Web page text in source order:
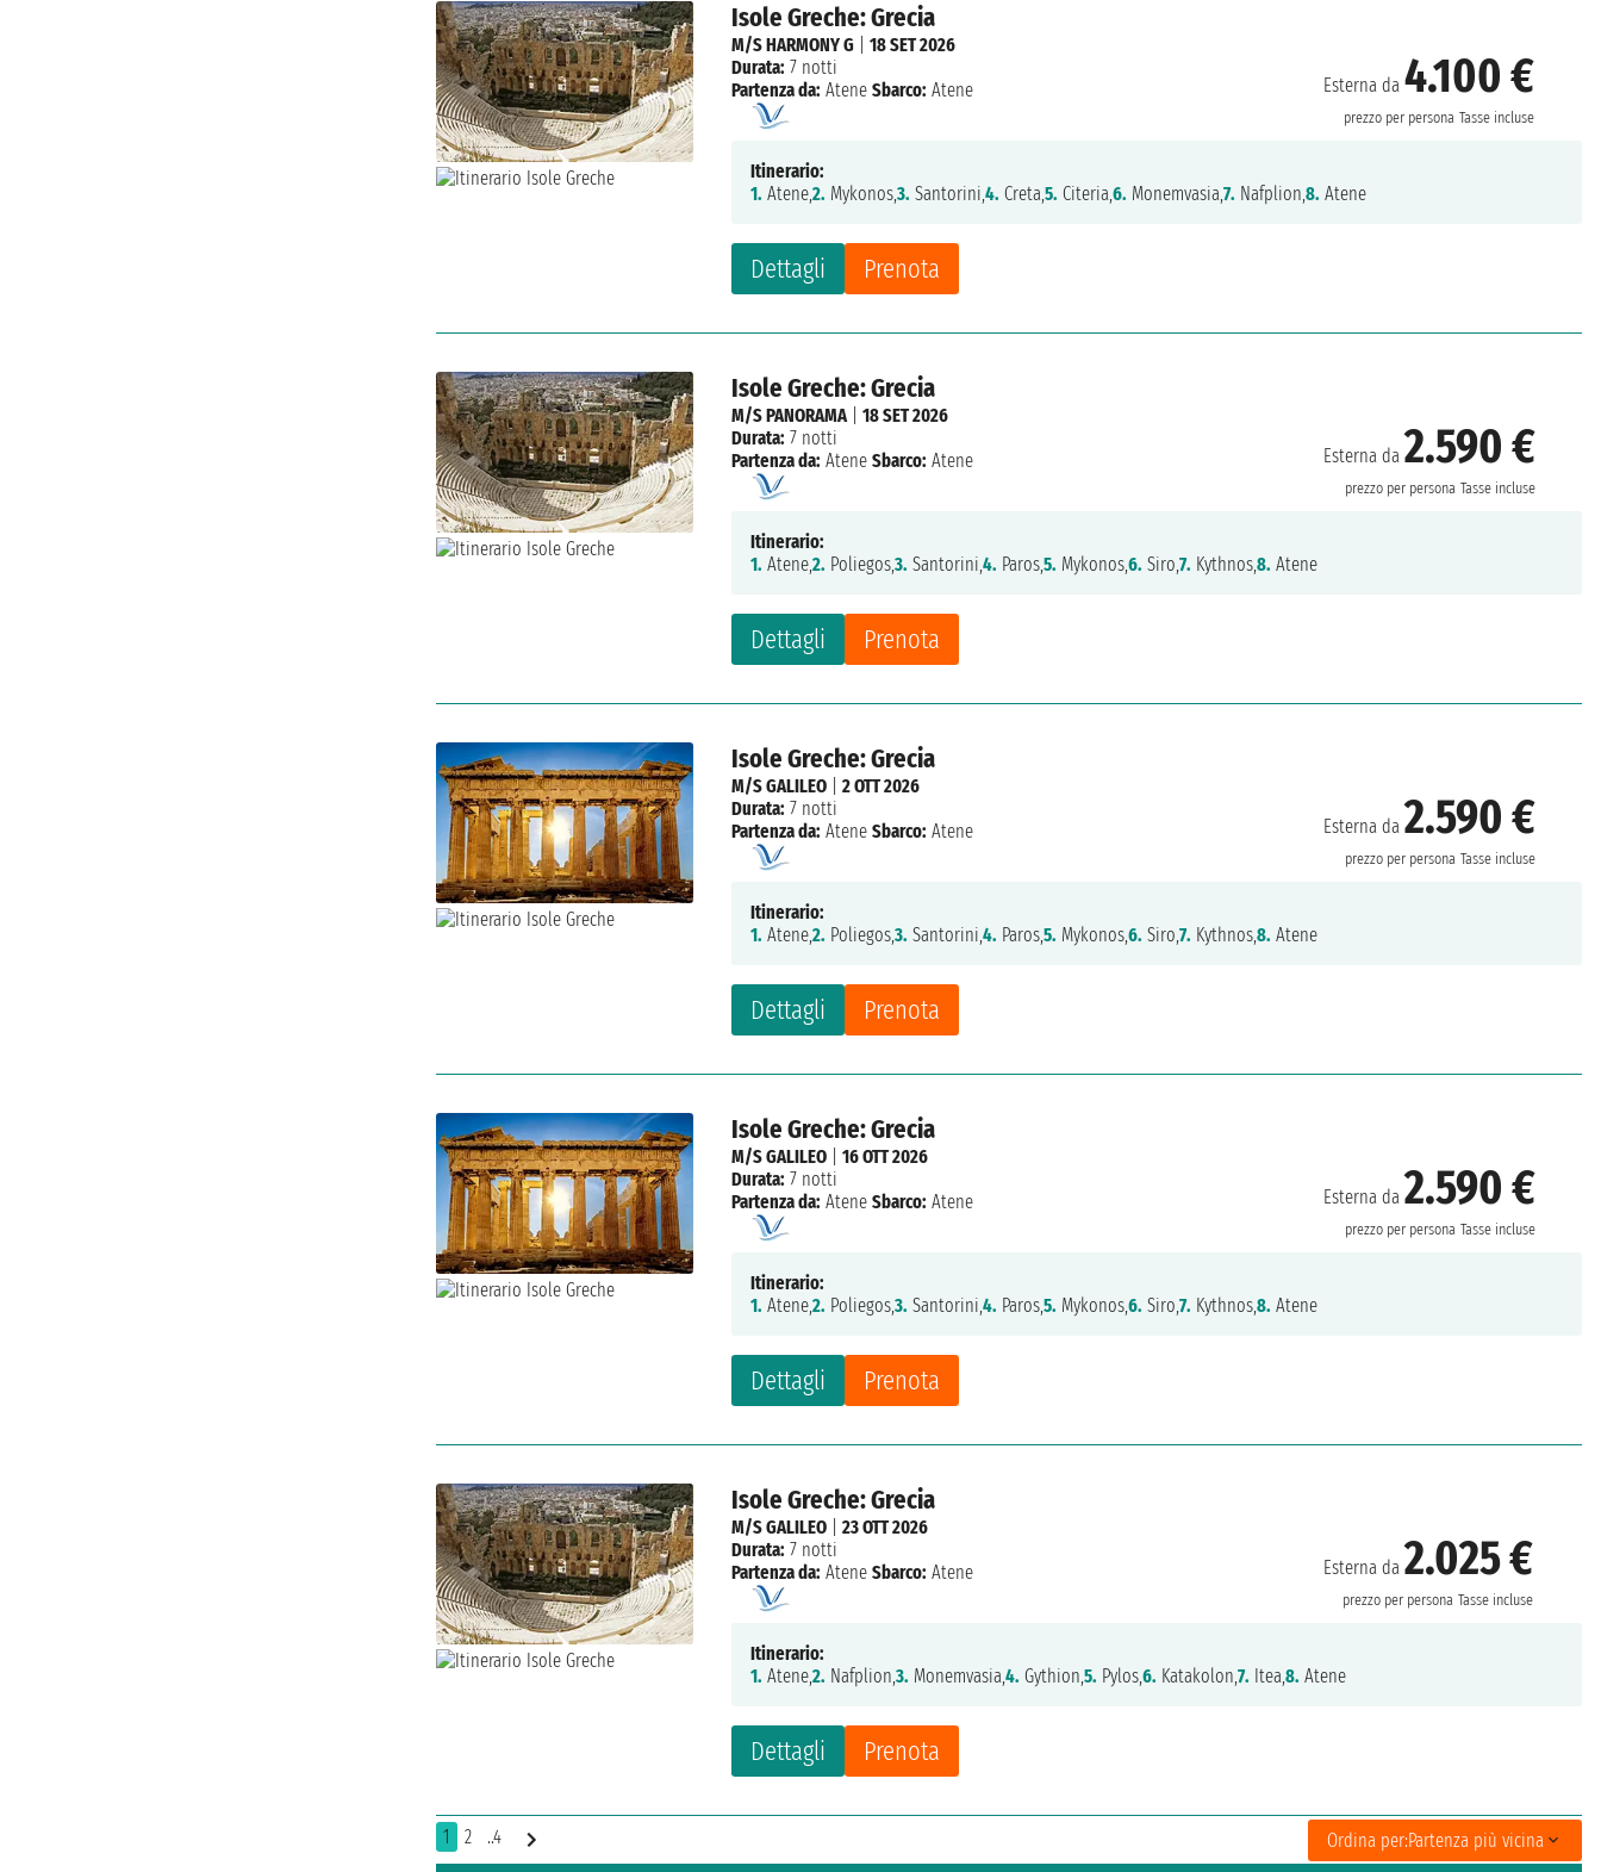
Isole Greche: Grecia
Esterna da4.100 €
prezzo per persona Tasse incluse
Dettagli Prenota
M/S HARMONY G |18 SET 2026
Durata: 7 notti
Partenza da: Atene Sbarco: Atene
Itinerario:
1. Atene,2. Mykonos,3. Santorini,4. Creta,5. Citeria,6. Monemvasia,7. Nafplion,8. Atene
Isole Greche: Grecia
Esterna da2.590 €
prezzo per persona Tasse incluse
Dettagli Prenota
M/S PANORAMA|18 SET 2026
Durata: 7 notti
Partenza da: Atene Sbarco: Atene
Itinerario:
1. Atene,2. Poliegos,3. Santorini,4. Paros,5. Mykonos,6. Siro,7. Kythnos,8. Atene
Isole Greche: Grecia
Esterna da2.590 €
prezzo per persona Tasse incluse
Dettagli Prenota
M/S GALILEO |2 OTT 2026
Durata: 7 notti
Partenza da: Atene Sbarco: Atene
Itinerario:
1. Atene,2. Poliegos,3. Santorini,4. Paros,5. Mykonos,6. Siro,7. Kythnos,8. Atene
Isole Greche: Grecia
Esterna da2.590 €
prezzo per persona Tasse incluse
Dettagli Prenota
M/S GALILEO |16 OTT 2026
Durata: 7 notti
Partenza da: Atene Sbarco: Atene
Itinerario:
1. Atene,2. Poliegos,3. Santorini,4. Paros,5. Mykonos,6. Siro,7. Kythnos,8. Atene
Isole Greche: Grecia
Esterna da2.025 €
prezzo per persona Tasse incluse
Dettagli Prenota
M/S GALILEO |23 OTT 2026
Durata: 7 notti
Partenza da: Atene Sbarco: Atene
Itinerario:
1. Atene,2. Nafplion,3. Monemvasia,4. Gythion,5. Pylos,6. Katakolon,7. Itea,8. Atene
1 2 ..4 Ordina per:Partenza più vicina